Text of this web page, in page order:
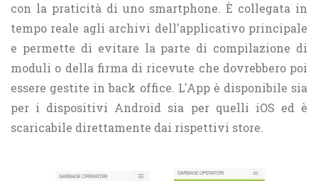
con la praticità di uno smartphone. È collegata in
tempo reale agli archivi dell'applicativo principale
e permette di evitare la parte di compilazione di
moduli o della firma di ricevute che dovrebbero poi
essere gestite in back office. L'App è disponibile sia
per i dispositivi Android sia per quelli iOS ed è
scaricabile direttamente dai rispettivi store.